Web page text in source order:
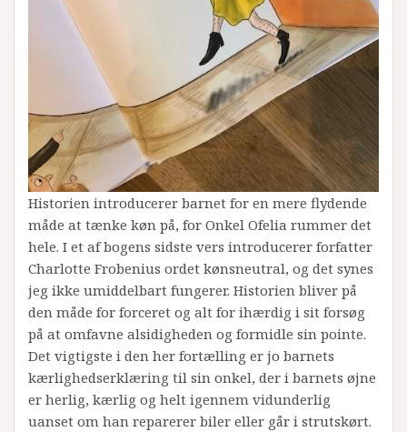
Historien introducerer barnet for en mere flydende
måde at tænke køn på, for Onkel Ofelia rummer det
hele. I et af bogens sidste vers introducerer forfatter
Charlotte Frobenius ordet kønsneutral, og det synes
jeg ikke umiddelbart fungerer. Historien bliver på
den måde for forceret og alt for ihærdig i sit forsøg
på at omfavne alsidigheden og formidle sin pointe.
Det vigtigste i den her fortælling er jo barnets
kærlighedserklæring til sin onkel, der i barnets øjne
er herlig, kærlig og helt igennem vidunderlig
uanset om han reparerer biler eller går i strutskørt.